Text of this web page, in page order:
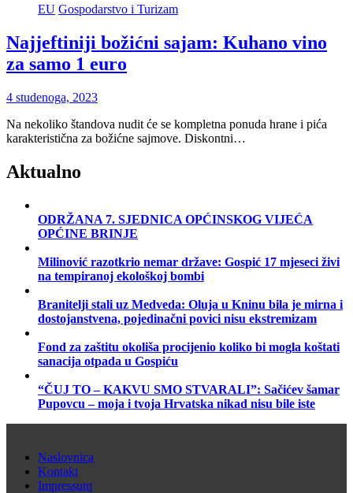
EU Gospodarstvo i Turizam
Najjeftiniji božićni sajam: Kuhano vino
za samo 1 euro
4 studenoga, 2023
Na nekoliko štandova nudit će se kompletna ponuda hrane i pića
karakteristična za božićne sajmove. Diskontni…
Aktualno
ODRŽANA 7. SJEDNICA OPĆINSKOG VIJEĆA
OPĆINE BRINJE
Milinović razotkrio nemar države: Gospić 17 mjeseci živi
na tempiranoj ekološkoj bombi
Branitelji stali uz Medveda: Oluja u Kninu bila je mirna i
dostojanstvena, pojedinačni povici nisu ekstremizam
Fond za zaštitu okoliša procijenio koliko bi mogla koštati
sanacija otpada u Gospiću
“ČUJ TO – KAKVU SMO STVARALI”: Sačićev šamar
Pupovcu – moja i tvoja Hrvatska nikad nisu bile iste
Naslovnica
Kontakt
Impressum